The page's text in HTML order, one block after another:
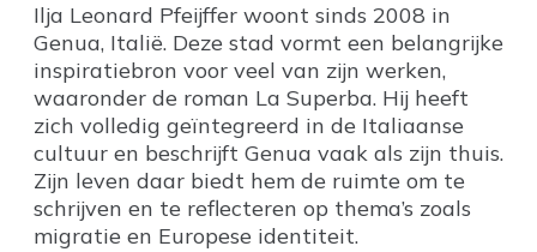
Ilja Leonard Pfeijffer woont sinds 2008 in
Genua, Italië. Deze stad vormt een belangrijke
inspiratiebron voor veel van zijn werken,
waaronder de roman La Superba. Hij heeft
zich volledig geïntegreerd in de Italiaanse
cultuur en beschrijft Genua vaak als zijn thuis.
Zijn leven daar biedt hem de ruimte om te
schrijven en te reflecteren op thema’s zoals
migratie en Europese identiteit.